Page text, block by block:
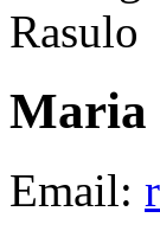
Maria
Email: